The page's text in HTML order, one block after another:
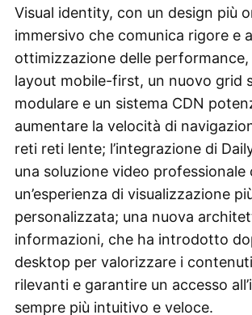
Visual identity, con un design più
immersivo che comunica rigore e
ottimizzazione delle performance,
layout mobile-first, un nuovo grid
modulare e un sistema CDN
aumentare la velocità di
reti reti lente; l’integrazione di
una soluzione video professionale
un’esperienza di visualizzazione
personalizzata; una nuova
informazioni, che ha introdotto
desktop per valorizzare i
rilevanti e garantire un accesso
sempre più intuitivo e veloce.